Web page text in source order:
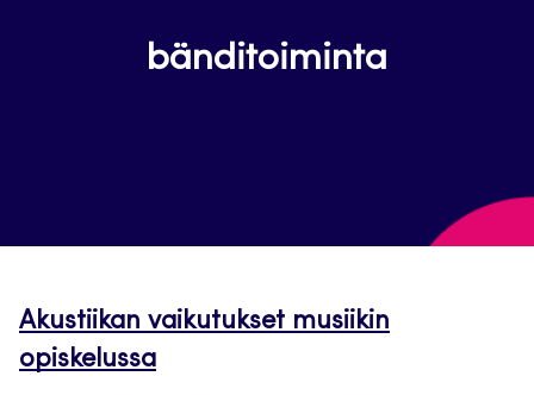
bänditoiminta
Akustiikan vaikutukset musiikin
opiskelussa